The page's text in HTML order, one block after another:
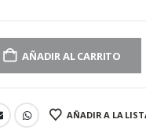
AÑADIR AL CARRITO
AÑADIR A LA